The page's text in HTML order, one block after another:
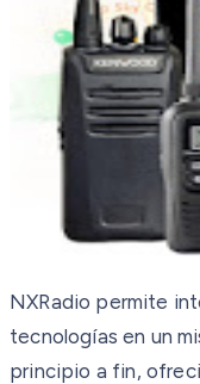
NXRadio permite
tecnologías en un
principio a fin,